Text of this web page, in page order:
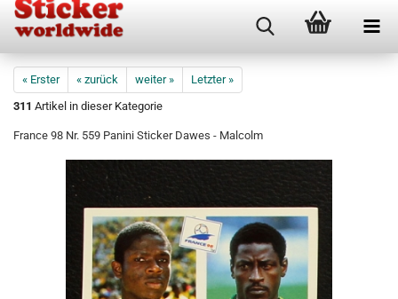
« Erster « zurück weiter »
Letzter »
311 Artikel in dieser Kategorie
France 98 Nr. 559 Panini Sticker Dawes - Malcolm